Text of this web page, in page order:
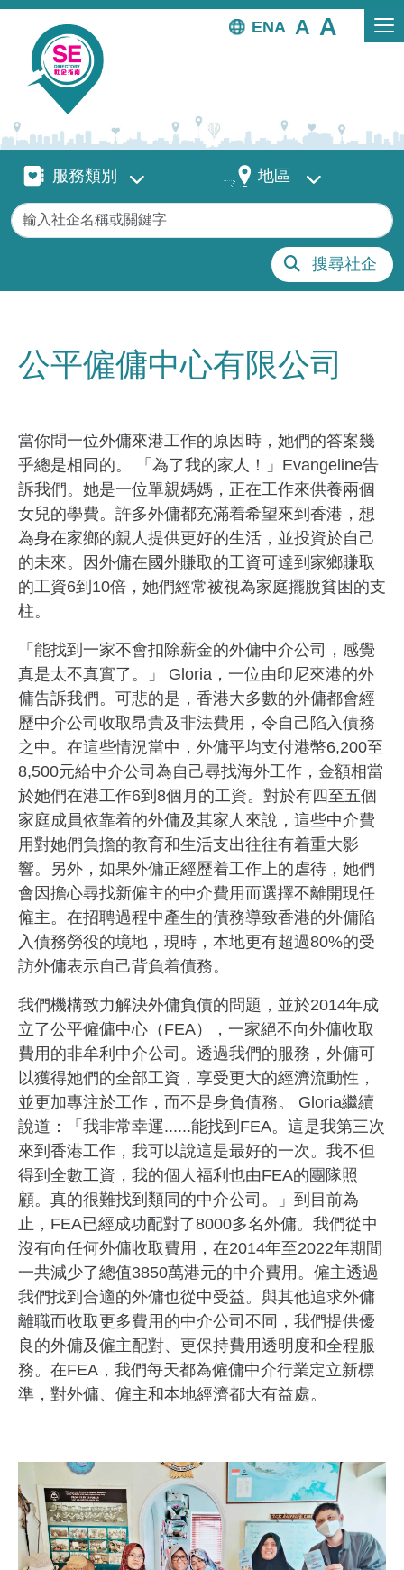
移至主內容
EN
服務類別服務類別 地區 地區
關鍵字
搜尋社企
公平僱傭中心有限公司
當你問一位外傭來港工作的原因時，她們的答案幾
乎總是相同的。 「為了我的家人！」Evangeline告
訴我們。她是一位單親媽媽，正在工作來供養兩個
女兒的學費。許多外傭都充滿着希望來到香港，想
為身在家鄉的親人提供更好的生活，並投資於自己
的未來。因外傭在國外賺取的工資可達到家鄉賺取
的工資6到10倍，她們經常被視為家庭擺脫貧困的支
柱。
「能找到一家不會扣除薪金的外傭中介公司，感覺
真是太不真實了。」 Gloria，一位由印尼來港的外
傭告訴我們。可悲的是，香港大多數的外傭都會經
歷中介公司收取昂貴及非法費用，令自己陷入債務
之中。在這些情況當中，外傭平均支付港幣6,200至
8,500元給中介公司為自己尋找海外工作，金額相當
於她們在港工作6到8個月的工資。對於有四至五個
家庭成員依靠着的外傭及其家人來說，這些中介費
用對她們負擔的教育和生活支出往往有着重大影
響。另外，如果外傭正經歷着工作上的虐待，她們
會因擔心尋找新僱主的中介費用而選擇不離開現任
僱主。在招聘過程中產生的債務導致香港的外傭陷
入債務勞役的境地，現時，本地更有超過80%的受
訪外傭表示自己背負着債務。
我們機構致力解決外傭負債的問題，並於2014年成
立了公平僱傭中心（FEA），一家絕不向外傭收取
費用的非牟利中介公司。透過我們的服務，外傭可
以獲得她們的全部工資，享受更大的經濟流動性，
並更加專注於工作，而不是身負債務。 Gloria繼續
說道：「我非常幸運......能找到FEA。這是我第三次
來到香港工作，我可以說這是最好的一次。我不但
得到全數工資，我的個人福利也由FEA的團隊照
顧。真的很難找到類同的中介公司。」到目前為
止，FEA已經成功配對了8000多名外傭。我們從中
沒有向任何外傭收取費用，在2014年至2022年期間
一共減少了總值3850萬港元的中介費用。僱主透過
我們找到合適的外傭也從中受益。與其他追求外傭
離職而收取更多費用的中介公司不同，我們提供優
良的外傭及僱主配對、更保持費用透明度和全程服
務。在FEA，我們每天都為僱傭中介行業定立新標
準，對外傭、僱主和本地經濟都大有益處。